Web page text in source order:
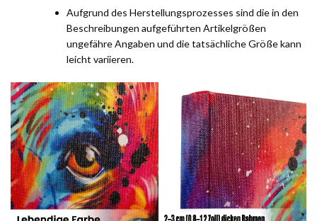
Aufgrund des Herstellungsprozesses sind die in den
Beschreibungen aufgeführten Artikelgrößen
ungefähre Angaben und die tatsächliche Größe kann
leicht variieren.